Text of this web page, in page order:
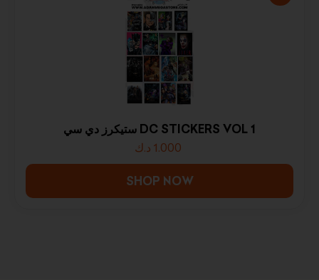
ستيكرز دي سي DC STICKERS VOL 1
1.000 د.ك
SHOP NOW